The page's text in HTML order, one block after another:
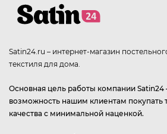
Satin24.ru – интернет-магазин
текстиля для дома.
Основная цель работы компании Satin24
возможность нашим клиентам покупать
качества с минимальной наценкой.